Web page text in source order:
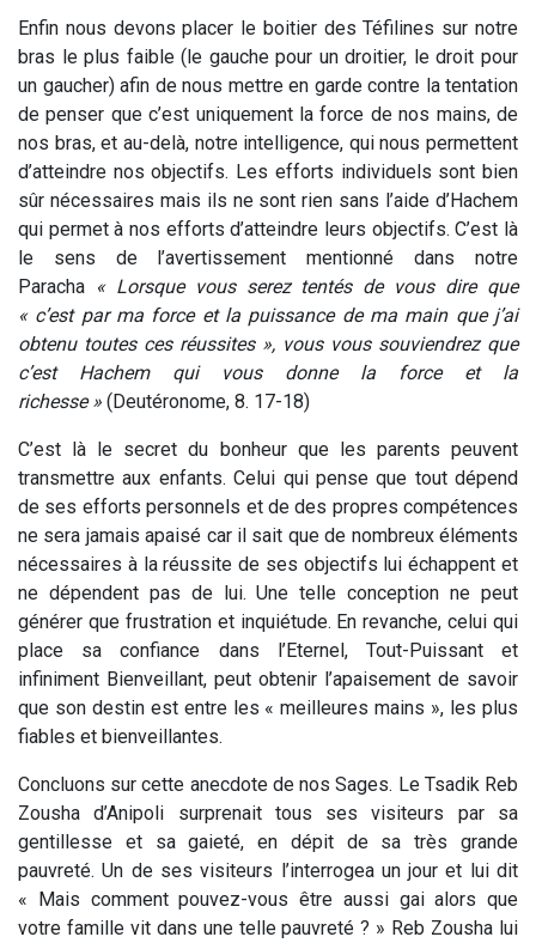
Enfin nous devons placer le boitier des Téfilines sur notre
bras le plus faible (le gauche pour un droitier, le droit pour
un gaucher) afin de nous mettre en garde contre la tentation
de penser que c’est uniquement la force de nos mains, de
nos bras, et au-delà, notre intelligence, qui nous permettent
d’atteindre nos objectifs. Les efforts individuels sont bien
sûr nécessaires mais ils ne sont rien sans l’aide d’Hachem
qui permet à nos efforts d’atteindre leurs objectifs. C’est là
le sens de l’avertissement mentionné dans notre
Paracha « Lorsque vous serez tentés de vous dire que
« c’est par ma force et la puissance de ma main que j’ai
obtenu toutes ces réussites », vous vous souviendrez que
c’est Hachem qui vous donne la force et la
richesse » (Deutéronome, 8. 17-18)
C’est là le secret du bonheur que les parents peuvent
transmettre aux enfants. Celui qui pense que tout dépend
de ses efforts personnels et de des propres compétences
ne sera jamais apaisé car il sait que de nombreux éléments
nécessaires à la réussite de ses objectifs lui échappent et
ne dépendent pas de lui. Une telle conception ne peut
générer que frustration et inquiétude. En revanche, celui qui
place sa confiance dans l’Eternel, Tout-Puissant et
infiniment Bienveillant, peut obtenir l’apaisement de savoir
que son destin est entre les « meilleures mains », les plus
fiables et bienveillantes.
Concluons sur cette anecdote de nos Sages. Le Tsadik Reb
Zousha d’Anipoli surprenait tous ses visiteurs par sa
gentillesse et sa gaieté, en dépit de sa très grande
pauvreté. Un de ses visiteurs l’interrogea un jour et lui dit
« Mais comment pouvez-vous être aussi gai alors que
votre famille vit dans une telle pauvreté ? » Reb Zousha lui